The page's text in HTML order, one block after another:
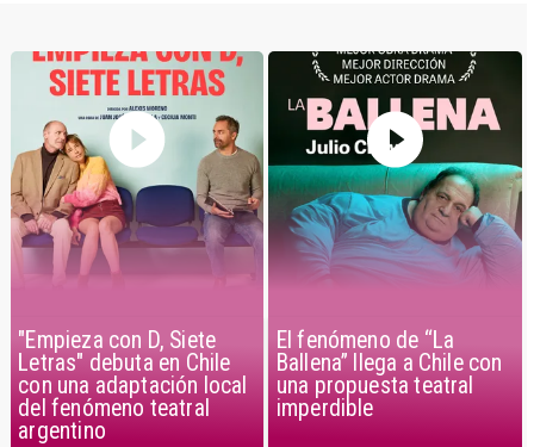
"Empieza con D, Siete
Letras" debuta en Chile
con una adaptación local
del fenómeno teatral
argentino
El fenómeno de “La
Ballena” llega a Chile con
una propuesta teatral
imperdible